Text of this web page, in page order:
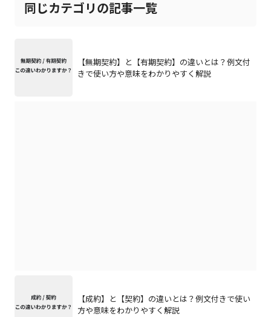
同じカテゴリの記事一覧
【無期契約】と【有期契約】の違いとは？例文付
きで使い方や意味をわかりやすく解説
【成約】と【契約】の違いとは？例文付きで使い
方や意味をわかりやすく解説